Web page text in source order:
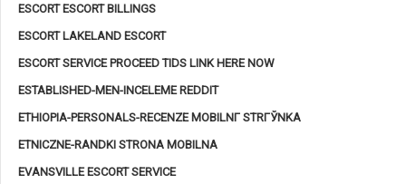
ESCORT ESCORT BILLINGS
ESCORT LAKELAND ESCORT
ESCORT SERVICE PROCEED TIDS LINK HERE NOW
ESTABLISHED-MEN-INCELEME REDDIT
ETHIOPIA-PERSONALS-RECENZE MOBILNГ­ STRГЎNKA
ETNICZNE-RANDKI STRONA MOBILNA
EVANSVILLE ESCORT SERVICE